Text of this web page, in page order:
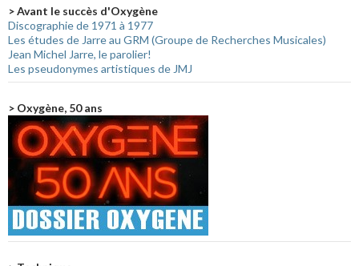
> Avant le succès d'Oxygène
Discographie de 1971 à 1977
Les études de Jarre au GRM (Groupe de Recherches Musicales)
Jean Michel Jarre, le parolier!
Les pseudonymes artistiques de JMJ
> Oxygène, 50 ans